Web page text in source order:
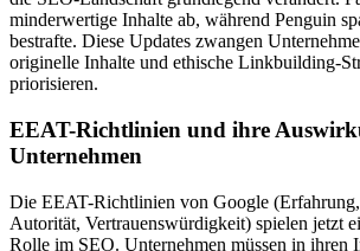
minderwertige Inhalte ab, während Penguin
bestrafte. Diese Updates zwangen
originelle Inhalte und ethische Linkbuilding-
priorisieren.
EEAT-Richtlinien und ihre
Unternehmen
Die EEAT-Richtlinien von Google
Autorität, Vertrauenswürdigkeit) spielen jetzt
Rolle im SEO. Unternehmen müssen in ihren